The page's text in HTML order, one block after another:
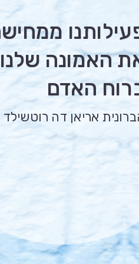
האמונה שלנו
האדם
אריאן דה רוטשילד